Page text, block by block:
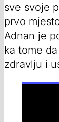
sve svoje
prvo
Adnan je
ka tome
zdravlju i